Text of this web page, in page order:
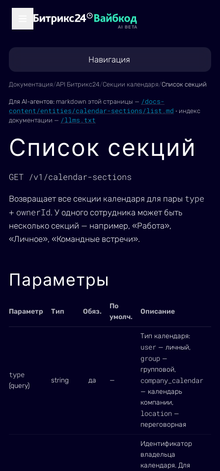
AI BETA
Навигация
Документация/API Битрикс24/Секции календаря/Список секций
Для AI-агентов: markdown этой страницы — /docs-
content/entities/calendar-sections/list.md · индекс
документации — /llms.txt
Список секций
GET /v1/calendar-sections
Возвращает все секции календаря для пары type
+ ownerId. У одного сотрудника может быть
несколько секций — например, «Работа»,
«Личное», «Командные встречи».
Параметры
Параметр Тип Обяз.
По
умолч.
Описание
type
(query)
string да —
Тип календаря:
user — личный,
group —
групповой,
company_calendar
— календарь
компании,
location —
переговорная
Идентификатор
владельца
календаря. Для